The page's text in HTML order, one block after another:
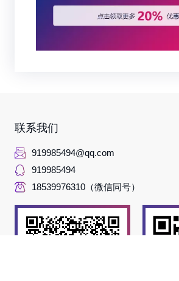
联系我们
919985494@qq.com
919985494
18539976310（微信同号）